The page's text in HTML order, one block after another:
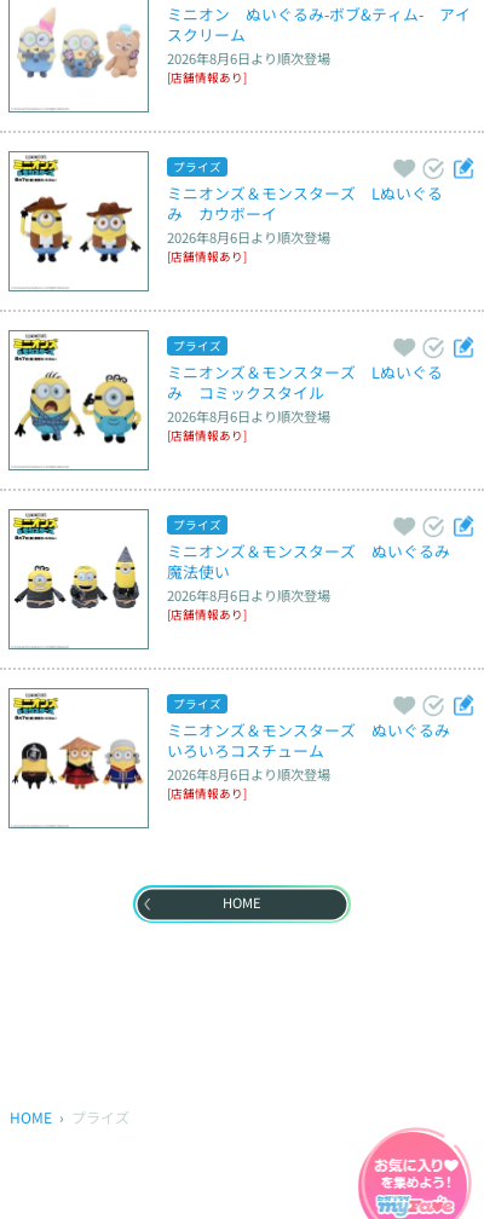
ミニオン　ぬいぐるみ‐ボブ&ティム‐　アイ
スクリーム
2026年8月6日より順次登場
[店舗情報あり]
プライズ
ミニオンズ＆モンスターズ　Lぬいぐる
み　カウボーイ
2026年8月6日より順次登場
[店舗情報あり]
プライズ
ミニオンズ＆モンスターズ　Lぬいぐる
み　コミックスタイル
2026年8月6日より順次登場
[店舗情報あり]
プライズ
ミニオンズ＆モンスターズ　ぬいぐるみ
魔法使い
2026年8月6日より順次登場
[店舗情報あり]
プライズ
ミニオンズ＆モンスターズ　ぬいぐるみ
いろいろコスチューム
2026年8月6日より順次登場
[店舗情報あり]
HOME
HOME プライズ